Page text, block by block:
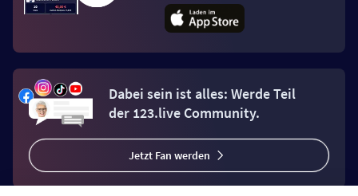
Dabei sein ist alles: Werde Teil
der 123.live Community.
Jetzt Fan werden